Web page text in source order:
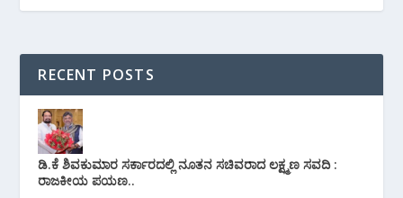
RECENT POSTS
ಡಿ.ಕೆ ಶಿವಕುಮಾರ ಸರ್ಕಾರದಲ್ಲಿ ನೂತನ ಸಚಿವರಾದ ಲಕ್ಷ್ಮಣ ಸವದಿ :
ರಾಜಕೀಯ ಪಯಣ..